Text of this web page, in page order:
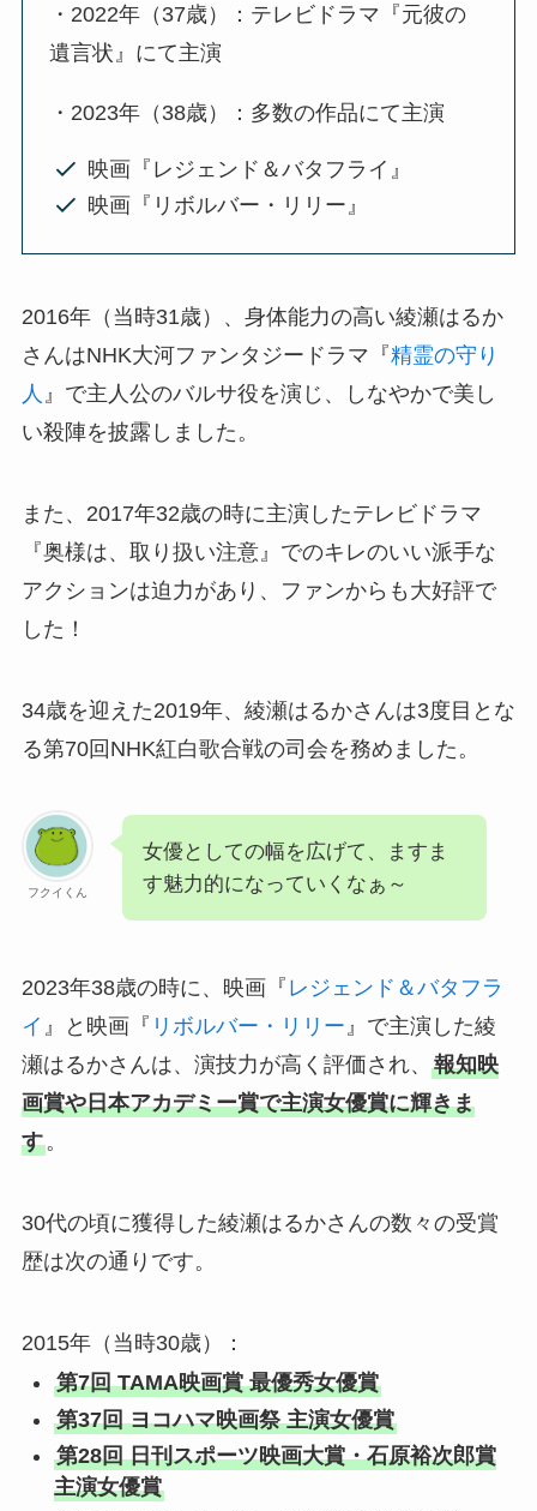
・2022年（37歳）：テレビドラマ『元彼の
遺言状』にて主演
・2023年（38歳）：多数の作品にて主演
映画『レジェンド＆バタフライ』
映画『リボルバー・リリー』
2016年（当時31歳）、身体能力の高い綾瀬はるか
さんはNHK大河ファンタジードラマ『精霊の守り
人 』で主人公のバルサ役を演じ、しなやかで美し
い殺陣を披露しました。
また、2017年32歳の時に主演したテレビドラマ
『奥様は、取り扱い注意』でのキレのいい派手な
アクションは迫力があり、ファンからも大好評で
した！
34歳を迎えた2019年、綾瀬はるかさんは3度目とな
る第70回NHK紅白歌合戦の司会を務めました。
フクイくん
女優としての幅を広げて、ますま
す魅力的になっていくなぁ～
2023年38歳の時に、映画『 レジェンド＆バタフラ
イ 』と映画『 リボルバー・リリー』で主演した綾
瀬はるかさんは、演技力が高く評価され、 報知映
画賞や日本アカデミー賞で主演女優賞に輝きま
す。
30代の頃に獲得した綾瀬はるかさんの数々の受賞
歴は次の通りです。
2015年（当時30歳）：
第7回 TAMA映画賞 最優秀女優賞
第37回 ヨコハマ映画祭 主演女優賞
第28回 日刊スポーツ映画大賞・石原裕次郎賞
主演女優賞